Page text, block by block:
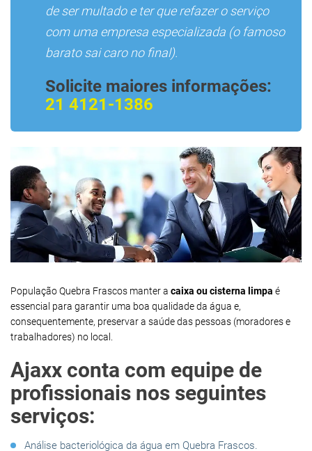
de ser multado e ter que refazer o serviço
com uma empresa especializada (o famoso
barato sai caro no final).
Solicite maiores informações:
21 4121-1386
População Quebra Frascos manter a caixa ou cisterna limpa é
essencial para garantir uma boa qualidade da água e,
consequentemente, preservar a saúde das pessoas (moradores e
trabalhadores) no local.
Ajaxx conta com equipe de
profissionais nos seguintes
serviços:
Análise bacteriológica da água em Quebra Frascos.